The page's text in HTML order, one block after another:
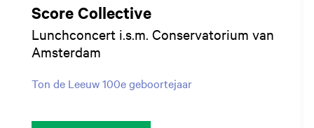
Score Collective
Lunchconcert i.s.m. Conservatorium van
Amsterdam
Ton de Leeuw 100e geboortejaar